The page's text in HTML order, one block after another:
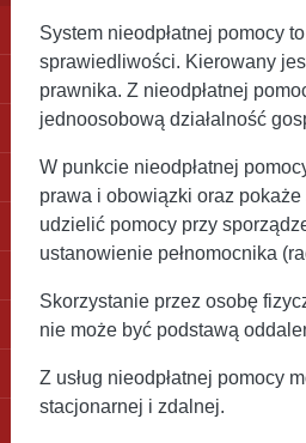
System nieodpłatnej pomocy
sprawiedliwości. Kierowany
prawnika. Z nieodpłatnej
jednoosobową działalność
W punkcie nieodpłatnej
prawa i obowiązki oraz
udzielić pomocy przy
ustanowienie pełnomocnika
Skorzystanie przez osobę
nie może być podstawą
Z usług nieodpłatnej pomocy
stacjonarnej i zdalnej.